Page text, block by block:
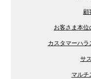
顧
お客さま本
カスタマーハ
サ
マルチ